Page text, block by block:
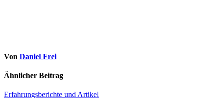
Von Daniel Frei
Ähnlicher Beitrag
Erfahrungsberichte und Artikel